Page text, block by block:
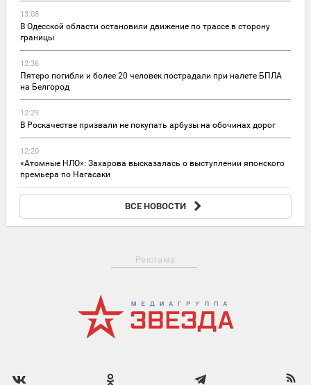
13:08
В Одесской области остановили движение по трассе в сторону
границы
12:36
Пятеро погибли и более 20 человек пострадали при налете БПЛА
на Белгород
12:29
В Роскачестве призвали не покупать арбузы на обочинах дорог
12:20
«Атомные НЛО»: Захарова высказалась о выступлении японского
премьера по Нагасаки
ВС РФ освободили Васютинское и Торецкое в ДНР
ВСЕ НОВОСТИ
Реклама